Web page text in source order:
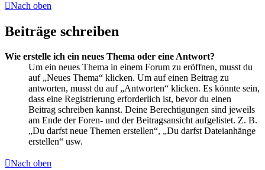
Nach oben
Beiträge schreiben
Wie erstelle ich ein neues Thema oder eine Antwort?
Um ein neues Thema in einem Forum zu eröffnen, musst du
auf „Neues Thema“ klicken. Um auf einen Beitrag zu
antworten, musst du auf „Antworten“ klicken. Es könnte sein,
dass eine Registrierung erforderlich ist, bevor du einen
Beitrag schreiben kannst. Deine Berechtigungen sind jeweils
am Ende der Foren- und der Beitragsansicht aufgelistet. Z. B.
„Du darfst neue Themen erstellen“, „Du darfst Dateianhänge
erstellen“ usw.
Nach oben